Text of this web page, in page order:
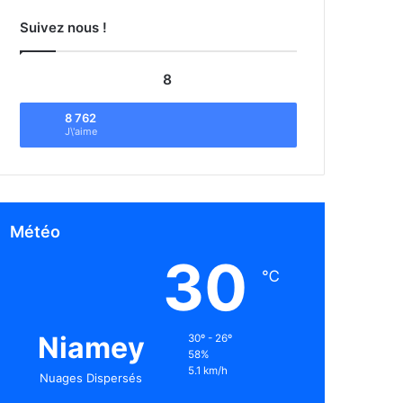
Suivez nous !
8
8 762
J\'aime
Météo
Niamey
Nuages Dispersés
30 ℃
30º - 26º
58%
5.1 km/h